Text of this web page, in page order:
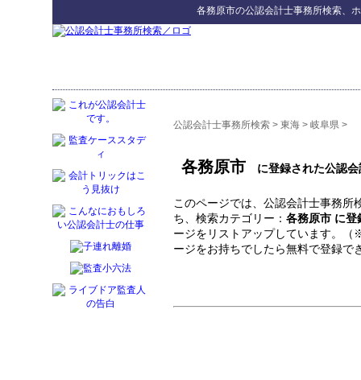
各務原市の公認会計士事務所検索、
公認会計士事務所検索 > 東海 > 岐阜県 >
各務原市 に登録された公認会
このページでは、公認会計士事務所
ち、検索カテゴリー： 各務原市 に登
ージをリストアップしています。
ージをお持ちでしたら無料で登録で